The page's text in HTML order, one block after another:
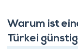
Warum ist
Türkei